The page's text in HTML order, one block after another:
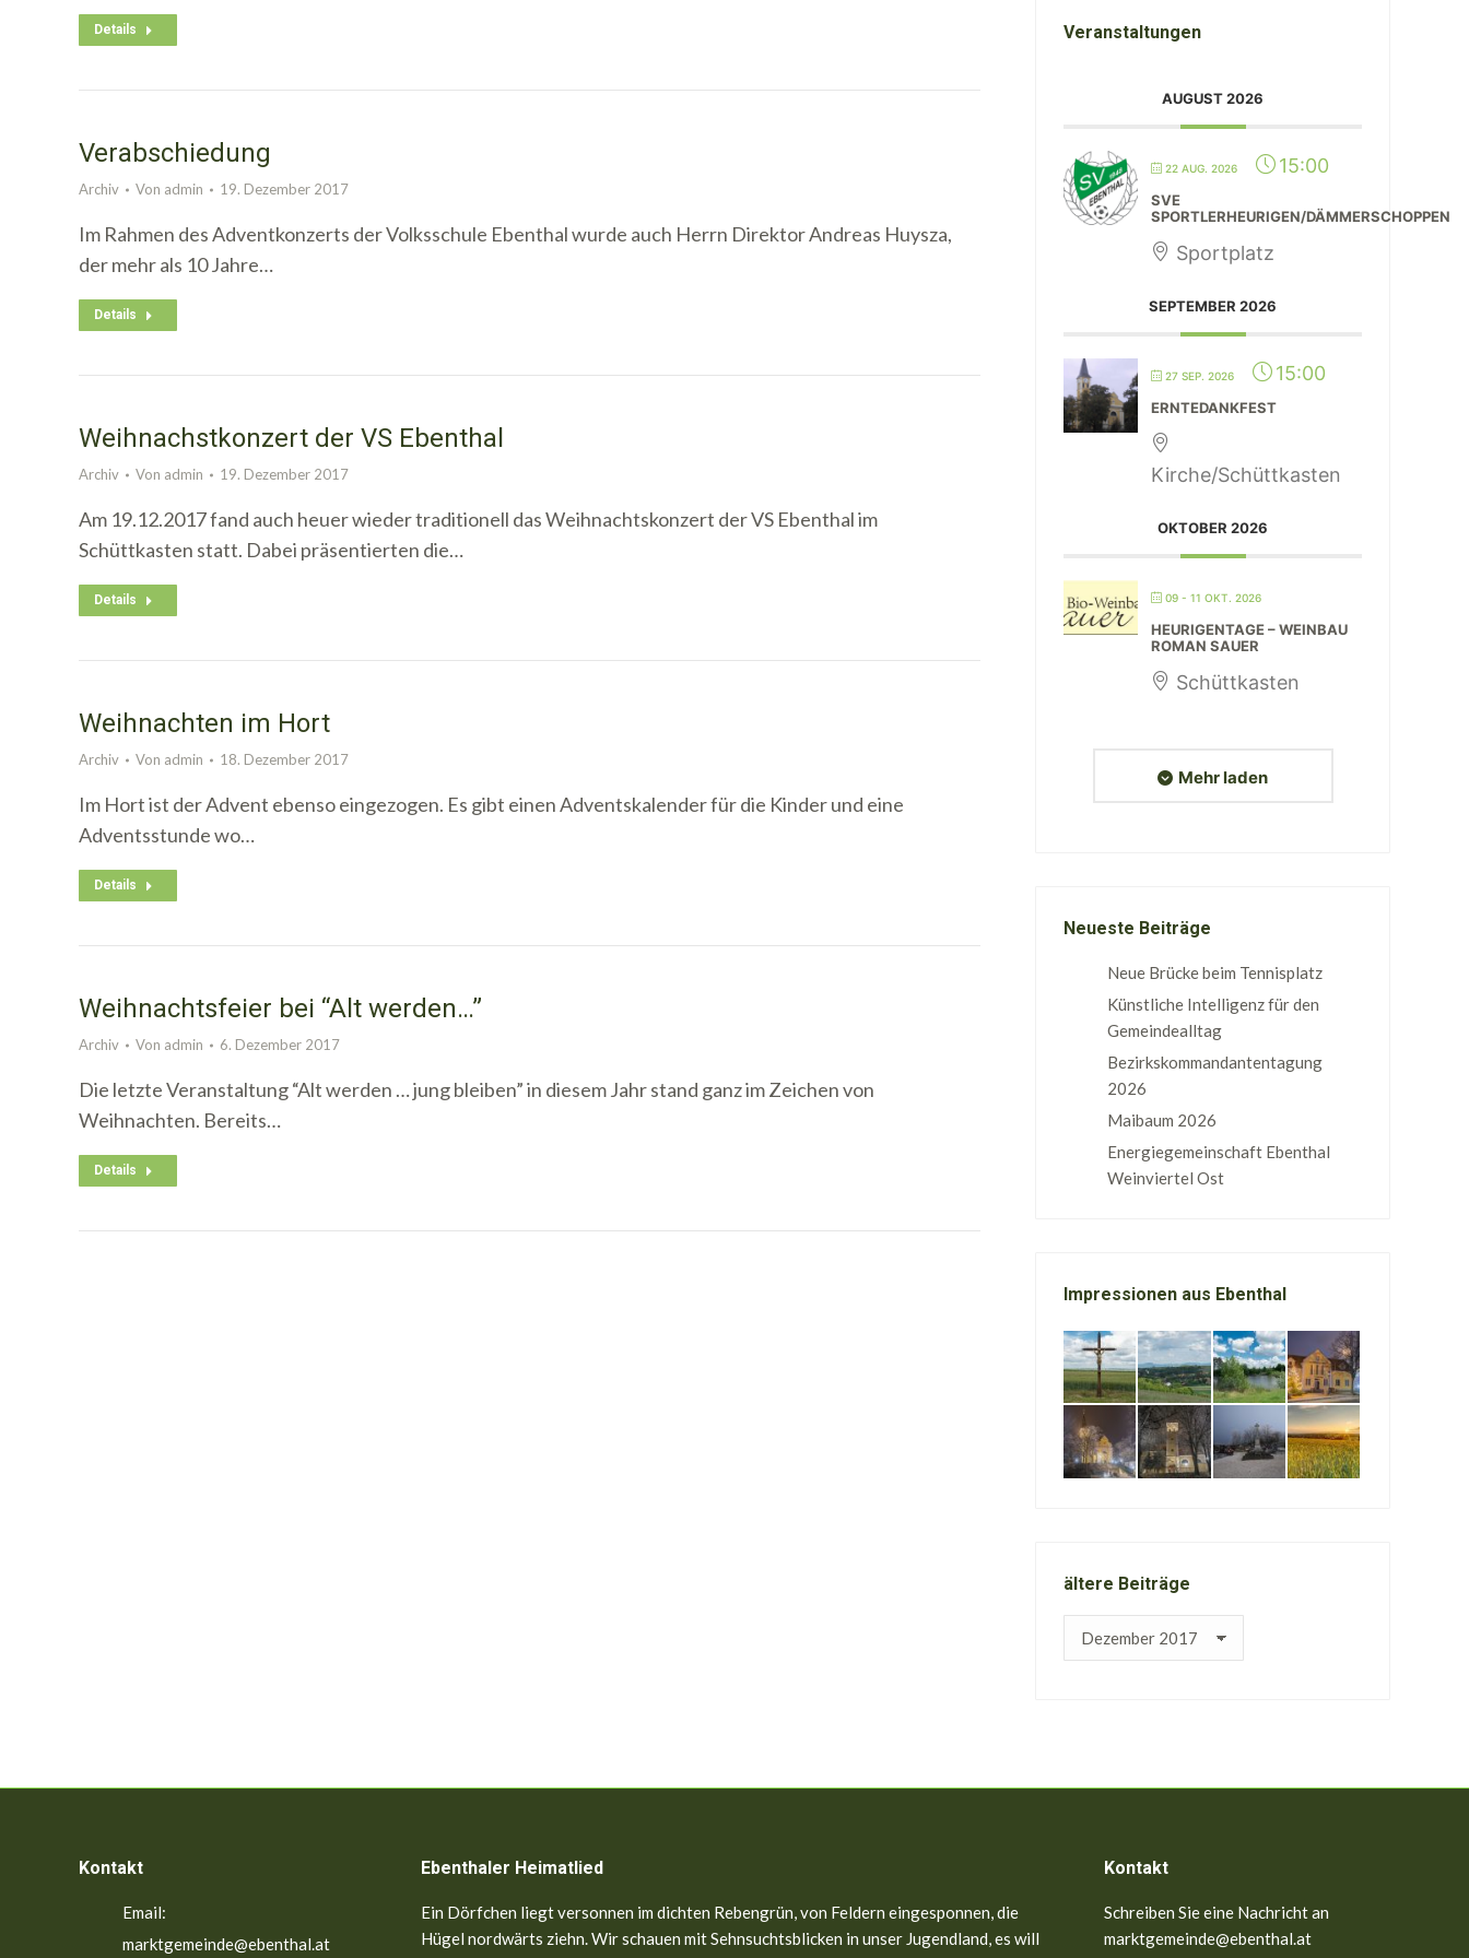
Details
Verabschiedung
Archiv Von admin 19. Dezember 2017
Im Rahmen des Adventkonzerts der Volksschule Ebenthal wurde auch Herrn Direktor Andreas Huysza,
der mehr als 10 Jahre…
Details
Weihnachstkonzert der VS Ebenthal
Archiv Von admin 19. Dezember 2017
Am 19.12.2017 fand auch heuer wieder traditionell das Weihnachtskonzert der VS Ebenthal im
Schüttkasten statt. Dabei präsentierten die…
Details
Weihnachten im Hort
Archiv Von admin 18. Dezember 2017
Im Hort ist der Advent ebenso eingezogen. Es gibt einen Adventskalender für die Kinder und eine
Adventsstunde wo…
Details
Weihnachtsfeier bei “Alt werden…”
Archiv Von admin 6. Dezember 2017
Die letzte Veranstaltung “Alt werden … jung bleiben” in diesem Jahr stand ganz im Zeichen von
Weihnachten. Bereits…
Details
Veranstaltungen
AUGUST 2026
22 AUG. 2026 15:00
SVE
SPORTLERHEURIGEN/DÄMMERSCHOPPEN
Sportplatz
SEPTEMBER 2026
27 SEP. 2026 15:00
ERNTEDANKFEST
Kirche/Schüttkasten
OKTOBER 2026
09 - 11 OKT. 2026
HEURIGENTAGE – WEINBAU
ROMAN SAUER
Schüttkasten
Mehr laden
Neueste Beiträge
Neue Brücke beim Tennisplatz
Künstliche Intelligenz für den
Gemeindealltag
Bezirkskommandantentagung
2026
Maibaum 2026
Energiegemeinschaft Ebenthal
Weinviertel Ost
Impressionen aus Ebenthal
ältere Beiträge
Kontakt
Email:
marktgemeinde@ebenthal.at
Ebenthaler Heimatlied
Ein Dörfchen liegt versonnen im dichten Rebengrün, von Feldern eingesponnen, die
Hügel nordwärts ziehn. Wir schauen mit Sehnsuchtsblicken in unser Jugendland, es will
Kontakt
Schreiben Sie eine Nachricht an
marktgemeinde@ebenthal.at